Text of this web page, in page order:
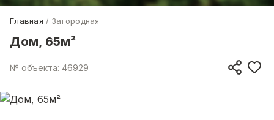
Главная Загородная
Дом, 65м²
№ объекта: 46929